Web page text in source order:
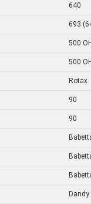
640
693
500
500
Rotax
90
90
Dandy